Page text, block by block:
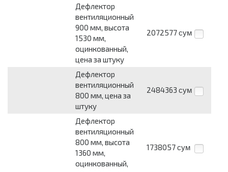
Дефлектор
вентиляционный
900 мм, высота
1530 мм,
оцинкованный,
цена за штуку
2072577 сум
Дефлектор
вентиляционный
800 мм, цена за
штуку
2484363 сум
Дефлектор
вентиляционный
800 мм, высота
1360 мм,
оцинкованный,
1738057 сум